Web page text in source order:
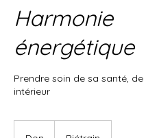
Harmonie
énergétique
Prendre soin de sa santé,
intérieur